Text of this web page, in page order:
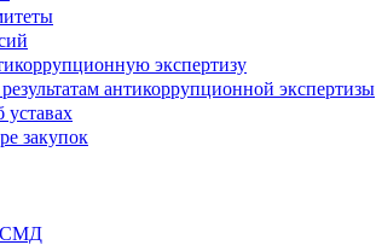
экспертизу
антикоррупционной экспертизы
закупок
СМД